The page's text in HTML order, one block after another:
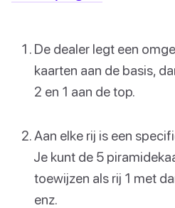
De dealer legt een
kaarten aan de basis,
2 en 1 aan de top.
Aan elke rij is een
Je kunt de 5
toewijzen als rij 1 met
enz.